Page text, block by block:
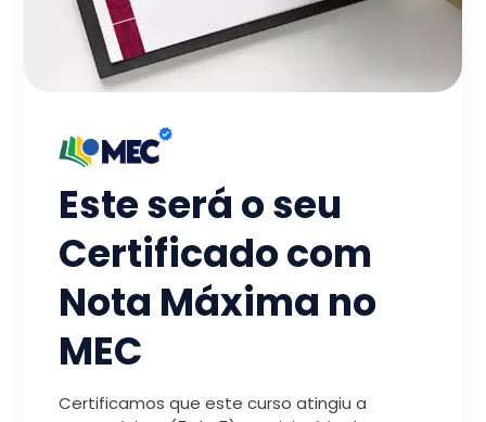
Este será o seu
Certificado com
Nota Máxima no
MEC
Certificamos que este curso atingiu a